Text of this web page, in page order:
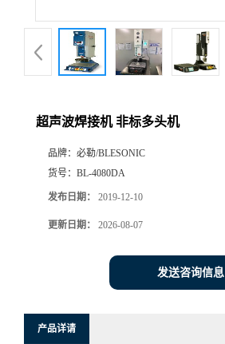
超声波焊接机 非标多头机
品牌： 必勒/BLESONIC
货号： BL-4080DA
发布日期： 2019-12-10
更新日期： 2026-08-07
发送咨询信息
产品详请